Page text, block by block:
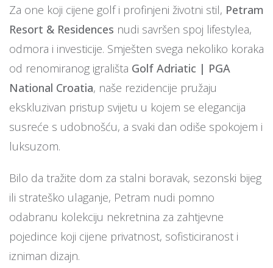
Za one koji cijene golf i profinjeni životni stil, Petram
Resort & Residences nudi savršen spoj lifestylea,
odmora i investicije. Smješten svega nekoliko koraka
od renomiranog igrališta Golf Adriatic | PGA
National Croatia, naše rezidencije pružaju
ekskluzivan pristup svijetu u kojem se elegancija
susreće s udobnošću, a svaki dan odiše spokojem i
luksuzom.
Bilo da tražite dom za stalni boravak, sezonski bijeg
ili strateško ulaganje, Petram nudi pomno
odabranu kolekciju nekretnina za zahtjevne
pojedince koji cijene privatnost, sofisticiranost i
izniman dizajn.